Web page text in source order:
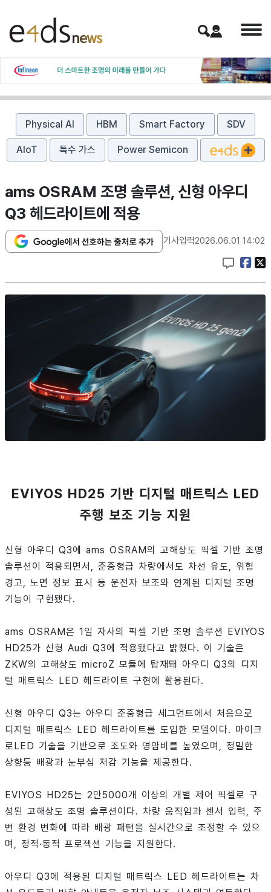
Physical AI HBM Smart Factory SDV
AIoT 특수 가스 Power Semicon
ams OSRAM 조명 솔루션, 신형 아우디
Q3 헤드라이트에 적용
기사입력2026.06.01 14:02
EVIYOS HD25 기반 디지털 매트릭스 LED
주행 보조 기능 지원
신형 아우디 Q3에 ams OSRAM의 고해상도 픽셀 기반 조명
솔루션이 적용되면서, 준중형급 차량에서도 차선 유도, 위험
경고, 노면 정보 표시 등 운전자 보조와 연계된 디지털 조명
기능이 구현됐다.
ams OSRAM은 1일 자사의 픽셀 기반 조명 솔루션 EVIYOS
HD25가 신형 Audi Q3에 적용됐다고 밝혔다. 이 기술은
ZKW의 고해상도 microZ 모듈에 탑재돼 아우디 Q3의 디지
털 매트릭스 LED 헤드라이트 구현에 활용된다.
신형 아우디 Q3는 아우디 준중형급 세그먼트에서 처음으로
디지털 매트릭스 LED 헤드라이트를 도입한 모델이다. 마이크
로LED 기술을 기반으로 조도와 명암비를 높였으며, 정밀한
상향등 배광과 눈부심 저감 기능을 제공한다.
EVIYOS HD25는 2만5000개 이상의 개별 제어 픽셀로 구
성된 고해상도 조명 솔루션이다. 차량 움직임과 센서 입력, 주
변 환경 변화에 따라 배광 패턴을 실시간으로 조정할 수 있으
며, 정적·동적 프로젝션 기능을 지원한다.
아우디 Q3에 적용된 디지털 매트릭스 LED 헤드라이트는 차